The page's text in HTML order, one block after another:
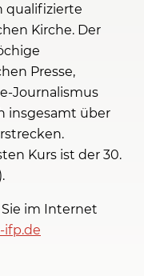
qualifizierte
Kirche. Der
Presse,
Journalismus
insgesamt über
Kurs ist der 30.
im Internet
ifp.de